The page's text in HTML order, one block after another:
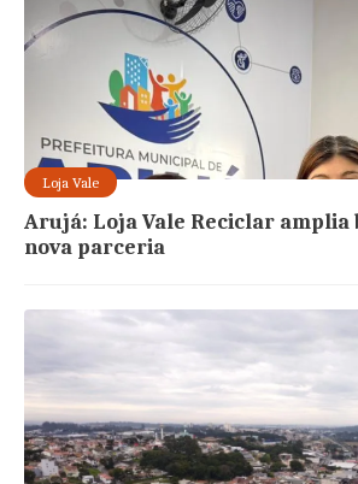
Loja Vale
Arujá: Loja Vale Reciclar amplia
nova parceria